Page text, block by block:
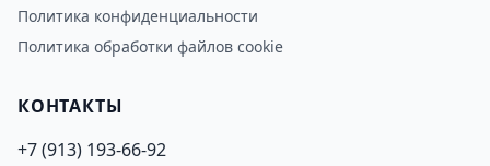
Политика конфиденциальности
Политика обработки файлов cookie
КОНТАКТЫ
+7 (913) 193-66-92